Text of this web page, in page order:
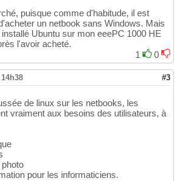
puisque comme d'habitude, il est
un netbook sans Windows. Mais
Ubuntu sur mon eeePC 1000 HE
l'avoir acheté.
1
0
#3
de linux sur les netbooks, les
vraiment aux besoins des utilisateurs, à
pour les informaticiens.